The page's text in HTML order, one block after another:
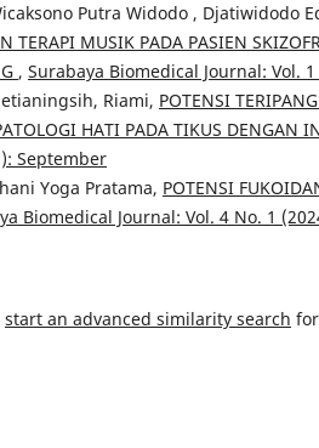
Putra Widodo , Djatiwidodo
TERAPI MUSIK PADA PASIEN
, Surabaya Biomedical Journal: Vol.
Riami, POTENSI
HATI PADA TIKUS DENGAN
September
Yoga Pratama, POTENSI
Biomedical Journal: Vol. 4 No. 1
start an advanced similarity search